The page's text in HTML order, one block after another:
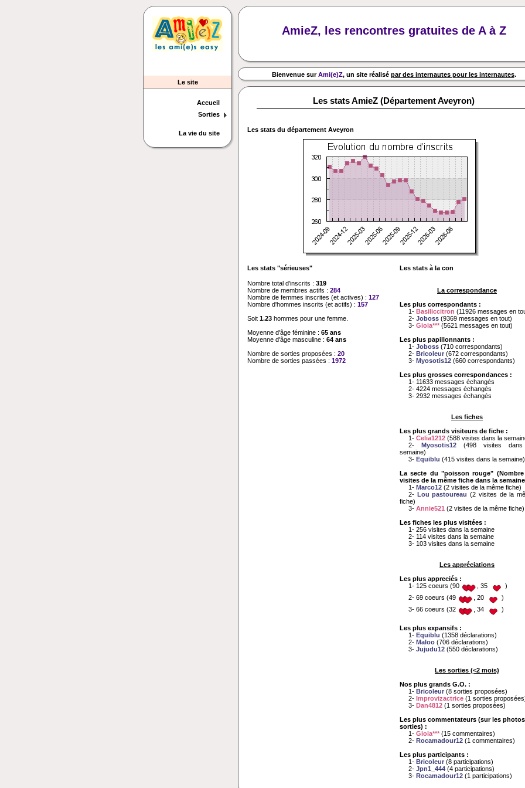
Le site
Accueil
Sorties
La vie du site
AmieZ, les rencontres gratuites de A à Z
Bienvenue surAmi(e)Z, un site réalisé par des internautes pour les internautes.
Les stats AmieZ (Département Aveyron)
Les stats du département Aveyron
Les stats "sérieuses" Les stats à la con
Nombre total d'inscrits : 319
Nombre de membres actifs : 284
Nombre de femmes inscrites (et actives) : 127
Nombre d'hommes inscrits (et actifs) : 157
Soit 1.23 hommes pour une femme.
Moyenne d'âge féminine : 65 ans
Moyenne d'âge masculine : 64 ans
Nombre de sorties proposées : 20
Nombre de sorties passées : 1972
La correspondance
Les plus correspondants :
1- Basiliccitron (11926 messages en
2- Joboss (9369 messages en tout)
3- Gioia*** (5621 messages en tout)
Les plus papillonnants :
1- Joboss (710 correspondants)
2- Bricoleur (672 correspondants)
3- Myosotis12 (660 correspondants)
Les plus grosses correspondances :
1- 11633 messages échangés
2- 4224 messages échangés
3- 2932 messages échangés
Les fiches
Les plus grands visiteurs de fiche :
1- Celia1212 (588 visites dans la
2- Myosotis12 (498 visites
semaine)
3- Equiblu (415 visites dans la semaine)
La secte du "poisson rouge"
visites de la même fiche dans la
1- Marco12 (2 visites de la même fiche)
2- Lou pastoureau (2 visites de la
fiche)
3- Annie521 (2 visites de la même fiche)
Les fiches les plus visitées :
1- 256 visites dans la semaine
2- 114 visites dans la semaine
3- 103 visites dans la semaine
Les appréciations
Les plus appreciés :
1- 125 coeurs (90
, 35
)
2- 69 coeurs (49
, 20
)
3- 66 coeurs (32
, 34 )
Les plus expansifs :
1- Equiblu (1358 déclarations)
2- Maloo (706 déclarations)
3- Jujudu12 (550 déclarations)
Les sorties (<2 mois)
Nos plus grands G.O. :
1- Bricoleur (8 sorties proposées)
2- Improvizactrice (1 sorties
3- Dan4812 (1 sorties proposées)
Les plus commentateurs (sur les
sorties) :
1- Gioia*** (15 commentaires)
2- Rocamadour12 (1 commentaires)
Les plus participants :
1- Bricoleur (8 participations)
2- Jpn1_444 (4 participations)
3- Rocamadour12 (1 participations)